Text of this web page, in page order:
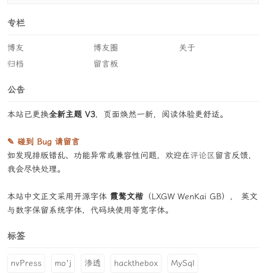
专栏
博友 博友圈
关于
归档
留言板
公告
本站已更换全新主题 V3，页面焕然一新，阅读体验更舒适。
✎ 碰到 Bug 请留言
如发现排版错乱、功能异常或兼容性问题，欢迎在评论区留言反馈，
我会尽快处理。
本站中文正文采用开源字体 霞鹜文楷 （LXGW WenKai GB）， 英文
与数字保留系统字体，代码块使用等宽字体。
标签
nvPress mo'j 渗透 hackthebox MySql